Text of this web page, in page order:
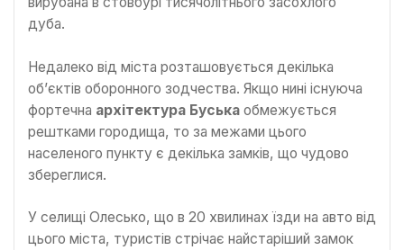
дуба.
Недалеко від міста розташовується декілька
об’єктів оборонного зодчества. Якщо нині існуюча
фортечна архітектура Буська обмежується
рештками городища, то за межами цього
населеного пункту є декілька замків, що чудово
збереглися.
У селищі Олесько, що в 20 хвилинах їзди на авто від
цього міста, туристів стрічає найстаріший замок